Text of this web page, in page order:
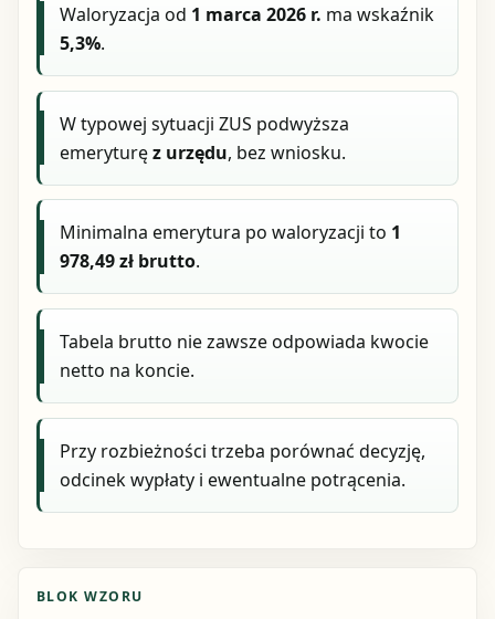
Waloryzacja od 1 marca 2026 r. ma wskaźnik
5,3%.
W typowej sytuacji ZUS podwyższa
emeryturęz urzędu, bez wniosku.
Minimalna emerytura po waloryzacji to 1
978,49 zł brutto.
Tabela brutto nie zawsze odpowiada kwocie
netto na koncie.
Przy rozbieżności trzeba porównać decyzję,
odcinek wypłaty i ewentualne potrącenia.
BLOK WZORU